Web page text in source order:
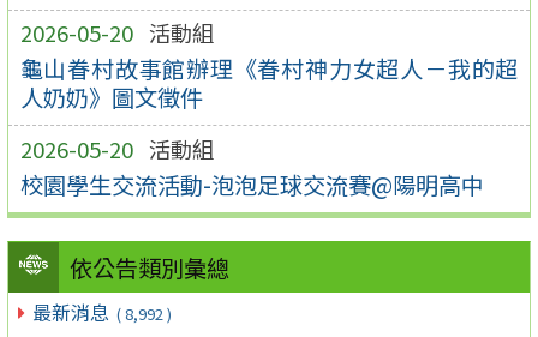
2026-05-20 活動組
龜山眷村故事館辦理《眷村神力女超人－我的超
人奶奶》圖文徵件
2026-05-20 活動組
校園學生交流活動-泡泡足球交流賽@陽明高中
依公告類別彙總
最新消息 ( 8,992 )